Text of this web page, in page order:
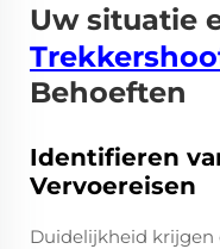
Uw situatie
Behoeften
Identifieren
Vervoereisen
Duidelijkheid krijgen